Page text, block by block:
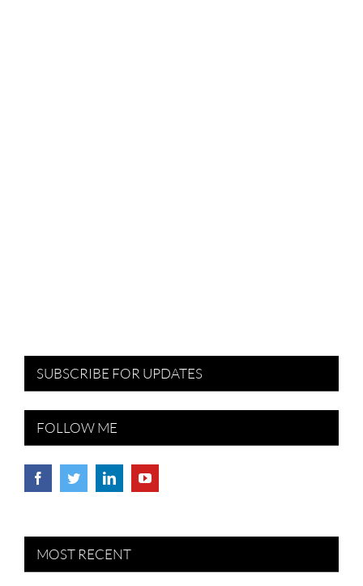
SUBSCRIBE FOR UPDATES
FOLLOW ME
MOST RECENT